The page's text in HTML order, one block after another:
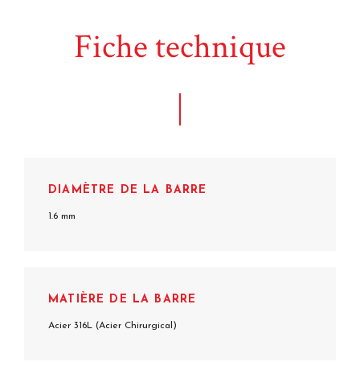
Fiche technique
DIAMÈTRE DE LA BARRE
1.6 mm
MATIÈRE DE LA BARRE
Acier 316L (Acier Chirurgical)